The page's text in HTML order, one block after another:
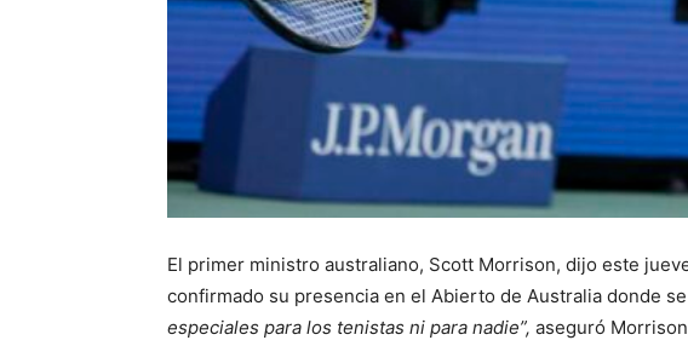
El primer ministro australiano, Scott Morrison, dijo este
confirmado su presencia en el Abierto de Australia donde
especiales para los tenistas ni para nadie”, aseguró